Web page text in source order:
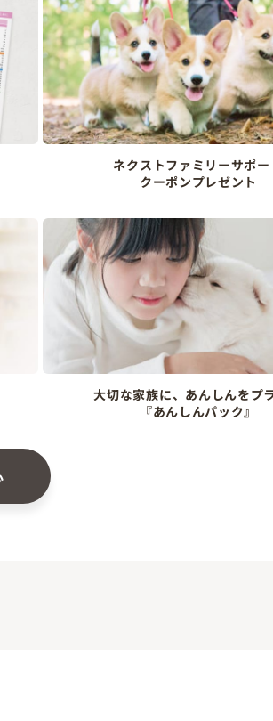
ネクストファミリーサポー
クーポンプレゼント
大切な家族に、あんしんをプラ
『あんしんパック』